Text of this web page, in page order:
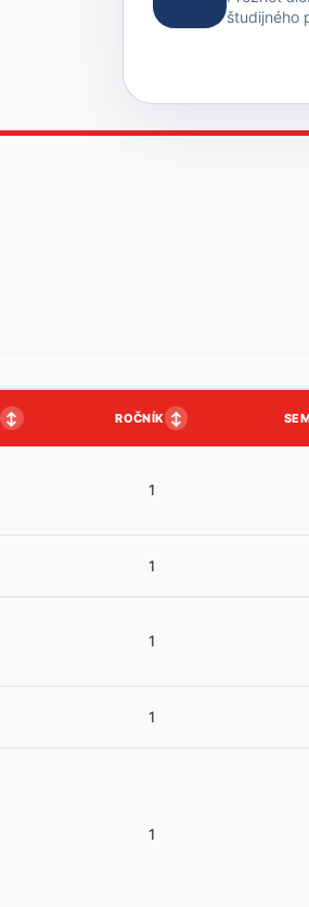
študijného
↕ ROČNÍK ↕
1
1
1
1
1